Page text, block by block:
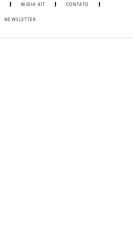
MIDIA KIT CONTATO
NEWSLETTER